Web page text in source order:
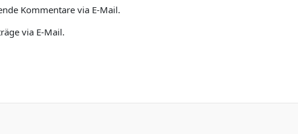
Kommentare via E-Mail.
via E-Mail.